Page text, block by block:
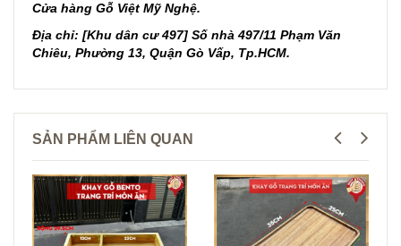
Cửa hàng Gỗ Việt Mỹ Nghệ.
Địa chỉ: [Khu dân cư 497] Số nhà 497/11 Phạm Văn
Chiêu, Phường 13, Quận Gò Vấp, Tp.HCM.
SẢN PHẨM LIÊN QUAN